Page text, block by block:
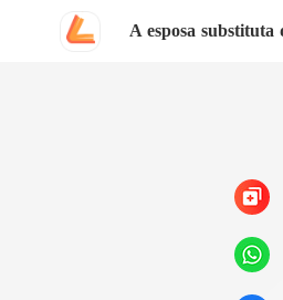
A esposa substituta